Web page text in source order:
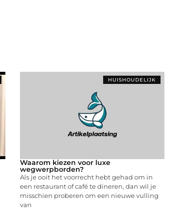
HUISHOUDELIJK
Waarom kiezen voor luxe
wegwerpborden?
Als je ooit het voorrecht hebt gehad om in
een restaurant of café te dineren, dan wil je
misschien proberen om een ​​nieuwe vulling
van